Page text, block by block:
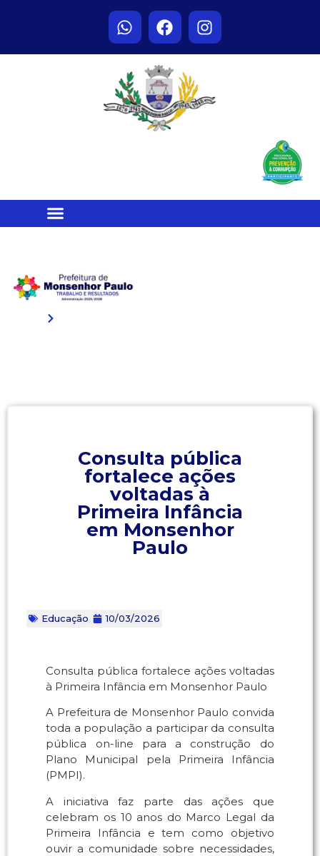
Consulta pública
fortalece ações
voltadas à
Primeira Infância
em Monsenhor
Paulo
Educação 10/03/2026
Consulta pública fortalece ações voltadas
à Primeira Infância em Monsenhor Paulo
A Prefeitura de Monsenhor Paulo convida
toda a população a participar da consulta
pública on-line para a construção do
Plano Municipal pela Primeira Infância
(PMPI).
A iniciativa faz parte das ações que
celebram os 10 anos do Marco Legal da
Primeira Infância e tem como objetivo
ouvir a comunidade sobre necessidades,